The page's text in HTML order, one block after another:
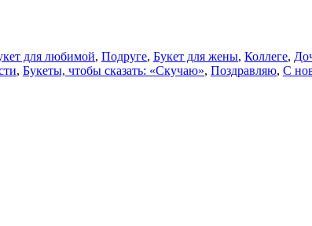
для любимой, Подруге, Букет для жены, Коллеге,
, Букеты, чтобы сказать: «Скучаю», Поздравляю, С